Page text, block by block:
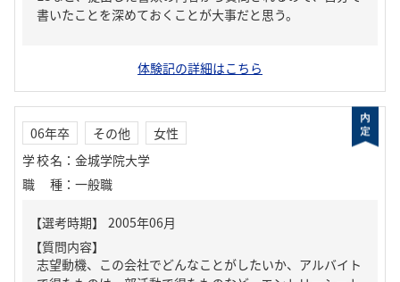
書いたことを深めておくことが大事だと思う。
体験記の詳細はこちら
06年卒 その他
女性
学校名 ： 金城学院大学
職種 ： 一般職
【質問内容】
志望動機、この会社でどんなことがしたいか、アルバイト